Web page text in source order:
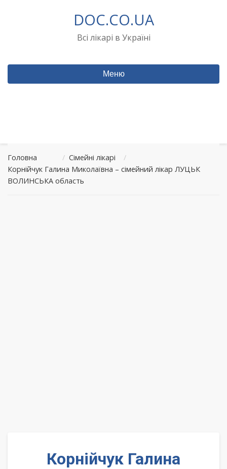
DOC.CO.UA
Всі лікарі в Україні
Меню
Головна / Сімейні лікарі
/
Корнійчук Галина Миколаївна – сімейний лікар ЛУЦЬК
ВОЛИНСЬКА область
Корнійчук Галина